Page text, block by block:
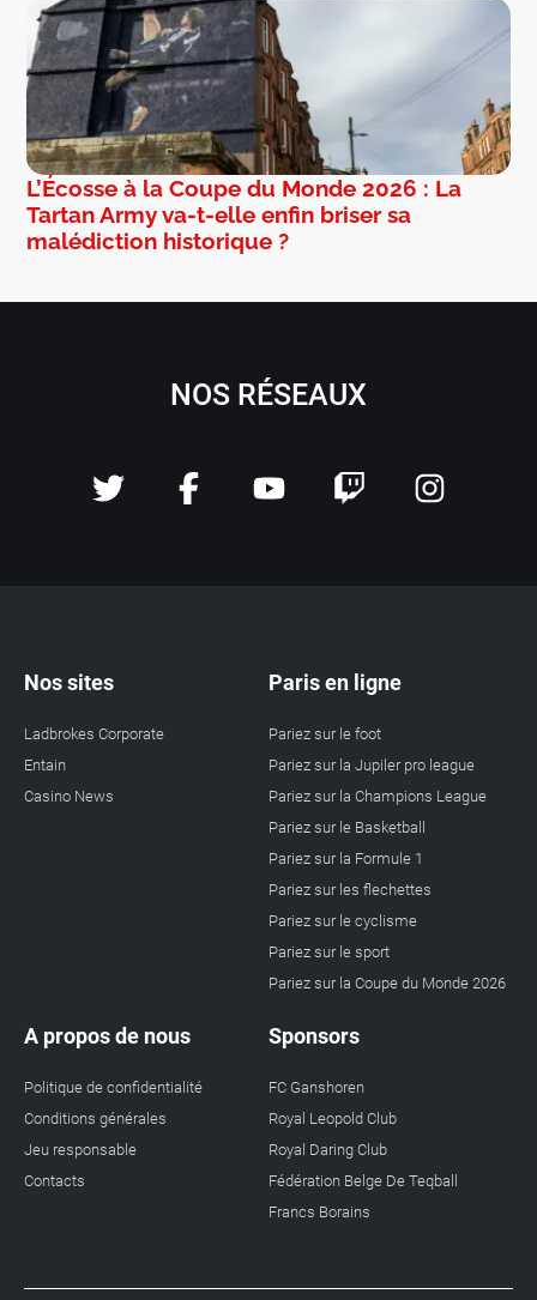
L’Écosse à la Coupe du Monde 2026 : La
Tartan Army va-t-elle enfin briser sa
malédiction historique ?
NOS RÉSEAUX
Nos sites
Ladbrokes Corporate
Entain
Casino News
Paris en ligne
Pariez sur le foot
Pariez sur la Jupiler pro league
Pariez sur la Champions League
Pariez sur le Basketball
Pariez sur la Formule 1
Pariez sur les flechettes
Pariez sur le cyclisme
Pariez sur le sport
Pariez sur la Coupe du Monde 2026
A propos de nous
Politique de confidentialité
Conditions générales
Jeu responsable
Contacts
Sponsors
FC Ganshoren
Royal Leopold Club
Royal Daring Club
Fédération Belge De Teqball
Francs Borains